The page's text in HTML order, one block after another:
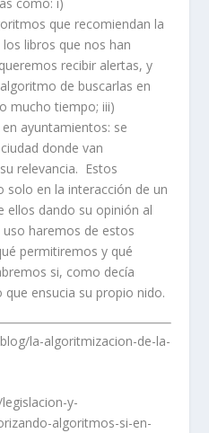
que recomiendan la
libros que nos han
queremos recibir alertas, y
de buscarlas en
mucho tiempo; iii)
en ayuntamientos: se
donde van
relevancia. Estos
solo en la interacción de un
ellos dando su opinión al
haremos de estos
permitiremos y qué
si, como decía
ensucia su propio nido.
la-algoritmizacion-de-la-
y-
algoritmos-si-en-